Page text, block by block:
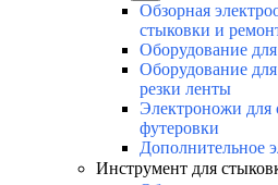
Обзорная
стыковки и
Оборудование
Оборудование
резки ленты
Электроножи для
футеровки
Дополнительное
Инструмент для